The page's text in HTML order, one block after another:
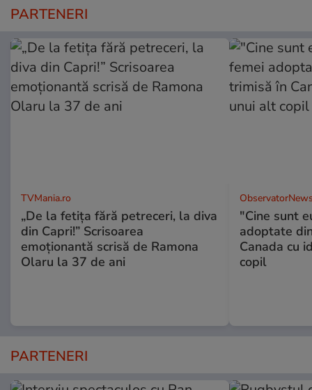
PARTENERI
TVMania.ro
„De la fetița fără petreceri, la diva
din Capri!” Scrisoarea
emoționantă scrisă de Ramona
Olaru la 37 de ani
"Cine sunt
adoptate
Canada cu
copil
PARTENERI